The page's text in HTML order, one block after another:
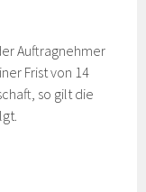
Auftragnehmer
Frist von 14
so gilt die